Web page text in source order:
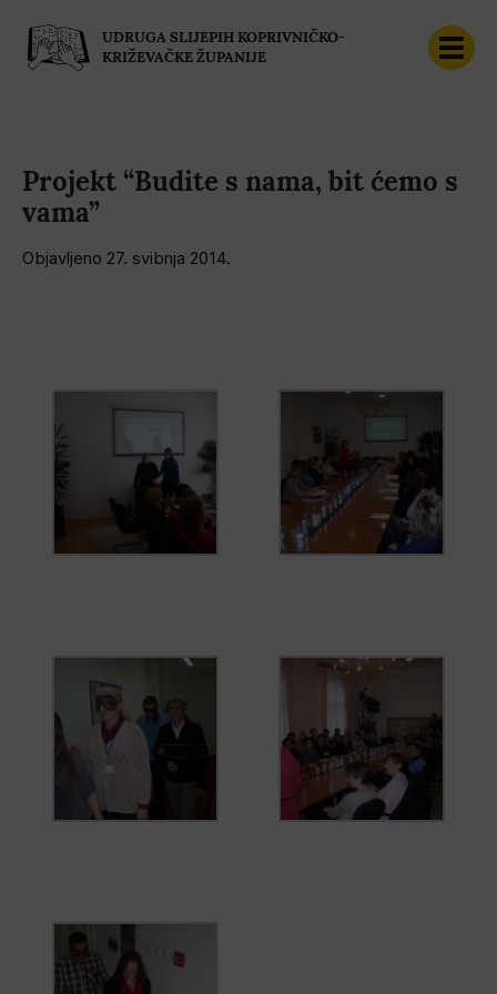
UDRUGA SLIJEPIH KOPRIVNIČKO-
KRIŽEVAČKE ŽUPANIJE
Projekt “Budite s nama, bit ćemo s
vama”
Objavljeno 27. svibnja 2014.